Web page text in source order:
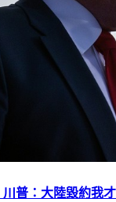
普：大陸毀約我